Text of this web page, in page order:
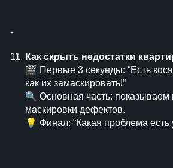
⁃
Как скрыть недостатки
🎬 Первые 3 секунды: “Есть
как их замаскировать!”
🔍 Основная часть:
маскировки дефектов.
💡 Финал: “Какая проблема есть